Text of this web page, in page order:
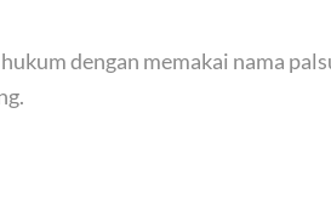
dengan memakai nama